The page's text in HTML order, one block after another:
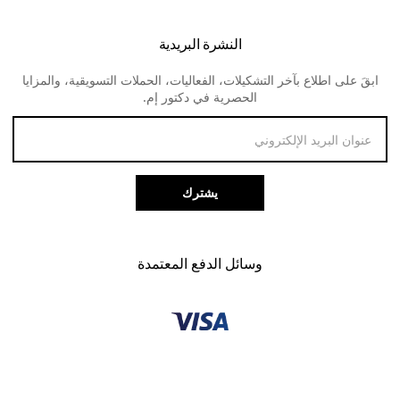
طرق الدفع
خدمة العملاء
النشرة البريدية
ابقَ على اطلاع بآخر التشكيلات، الفعاليات، الحملات التسويقية، والمزايا
الحصرية في دكتور إم.
يشترك
وسائل الدفع المعتمدة